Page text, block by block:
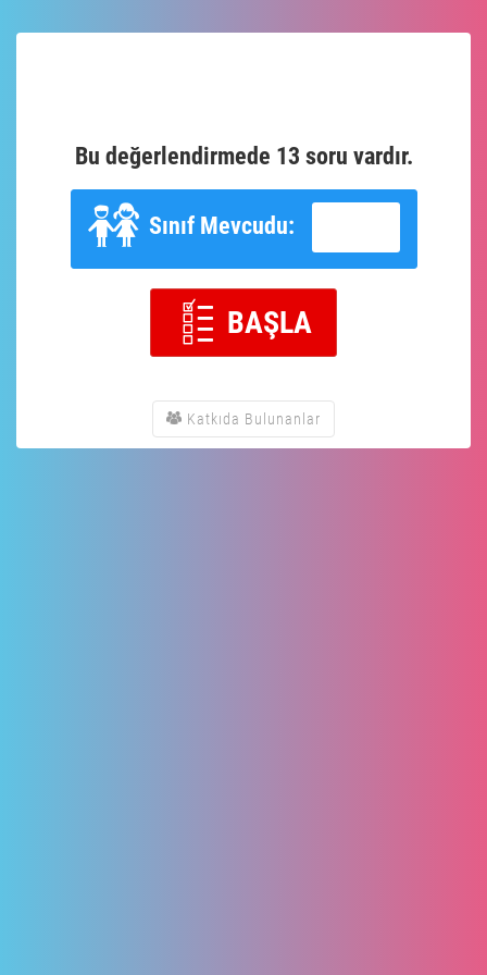
Bu değerlendirmede 13 soru vardır.
Sınıf Mevcudu:
BAŞLA
Katkıda Bulunanlar